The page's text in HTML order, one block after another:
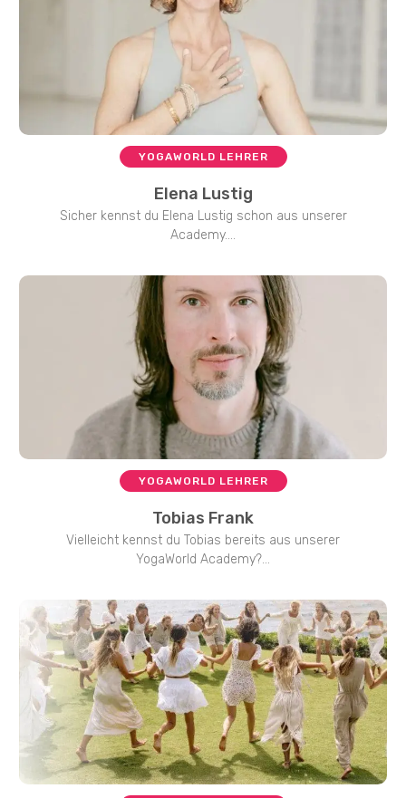
YOGAWORLD LEHRER
Elena Lustig
Sicher kennst du Elena Lustig schon aus unserer
Academy....
YOGAWORLD LEHRER
Tobias Frank
Vielleicht kennst du Tobias bereits aus unserer
YogaWorld Academy?...